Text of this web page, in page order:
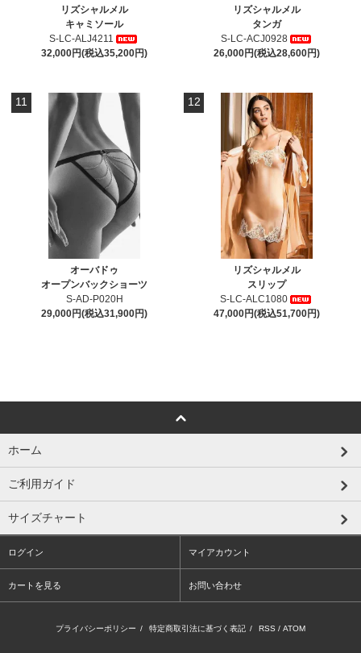
リズシャルメル
キャミソール
S-LC-ALJ4211
32,000円(税込35,200円)
リズシャルメル
タンガ
S-LC-ACJ0928
26,000円(税込28,600円)
11
オーバドゥ
オープンバックショーツ
S-AD-P020H
29,000円(税込31,900円)
12
リズシャルメル
スリップ
S-LC-ALC1080
47,000円(税込51,700円)
ホーム
ご利用ガイド
サイズチャート
ログイン マイアカウント
カートを見る お問い合わせ
プライバシーポリシー / 特定商取引法に基づく表記 / RSS / ATOM